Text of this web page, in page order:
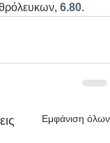
6.80.
Εμφάνιση όλων